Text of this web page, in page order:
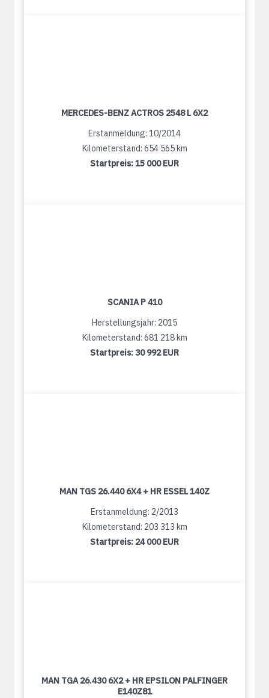
MERCEDES-BENZ ACTROS 2548 L 6X2
Erstanmeldung: 10/2014
Kilometerstand: 654 565 km
Startpreis:15 000 EUR
SCANIA P 410
Herstellungsjahr: 2015
Kilometerstand: 681 218 km
Startpreis: 30 992 EUR
MAN TGS 26.440 6X4 + HR ESSEL 140Z
Erstanmeldung: 2/2013
Kilometerstand: 203 313 km
Startpreis: 24 000 EUR
MAN TGA 26.430 6X2 + HR EPSILON PALFINGER
E140Z81